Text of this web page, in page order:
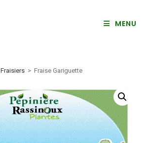
MENU
Fraisiers > Fraise Gariguette